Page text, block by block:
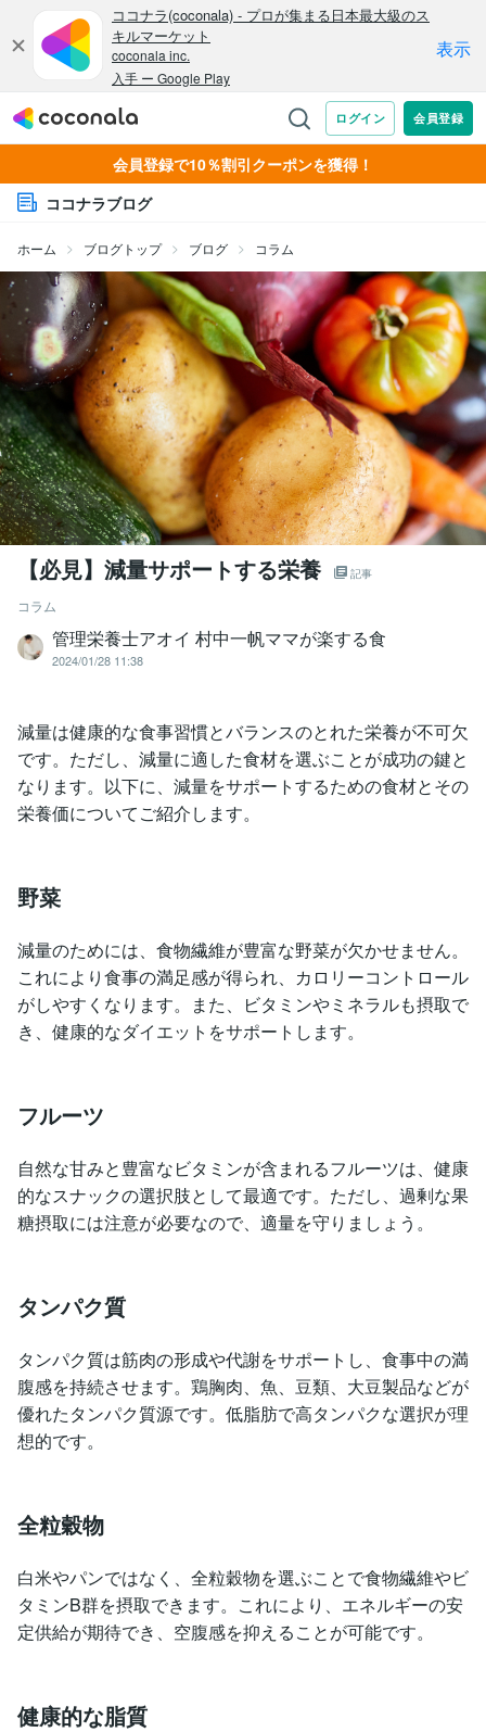
会員登録で10％割引クーポンを獲得！
ココナラブログ
ホーム ブログトップ ブログ コラム
【必見】減量サポートする栄養 記事
コラム
管理栄養士アオイ 村中一帆ママが楽する食
2024/01/28 11:38
減量は健康的な食事習慣とバランスのとれた栄養が不可欠
です。ただし、減量に適した食材を選ぶことが成功の鍵と
なります。以下に、減量をサポートするための食材とその
栄養価についてご紹介します。
野菜
減量のためには、食物繊維が豊富な野菜が欠かせません。
これにより食事の満足感が得られ、カロリーコントロール
がしやすくなります。また、ビタミンやミネラルも摂取で
き、健康的なダイエットをサポートします。
フルーツ
自然な甘みと豊富なビタミンが含まれるフルーツは、健康
的なスナックの選択肢として最適です。ただし、過剰な果
糖摂取には注意が必要なので、適量を守りましょう。
タンパク質
タンパク質は筋肉の形成や代謝をサポートし、食事中の満
腹感を持続させます。鶏胸肉、魚、豆類、大豆製品などが
優れたタンパク質源です。低脂肪で高タンパクな選択が理
想的です。
全粒穀物
白米やパンではなく、全粒穀物を選ぶことで食物繊維やビ
タミンB群を摂取できます。これにより、エネルギーの安
定供給が期待でき、空腹感を抑えることが可能です。
健康的な脂質